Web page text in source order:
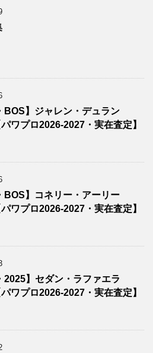
BOS】ジャレン・デュラン
ワプロ2026-2027・実在査定】
BOS】コネリー・アーリー
ワプロ2026-2027・実在査定】
2025】セダン・ラファエラ
ワプロ2026-2027・実在査定】